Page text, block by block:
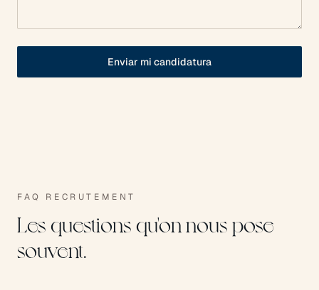
Enviar mi candidatura
FAQ RECRUTEMENT
Les questions qu'on nous pose
souvent.